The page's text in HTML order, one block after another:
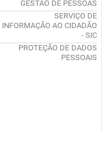
GESTÃO DE PESSOAS
SERVIÇO DE
INFORMAÇÃO AO CIDADÃO
- SIC
PROTEÇÃO DE DADOS
PESSOAIS